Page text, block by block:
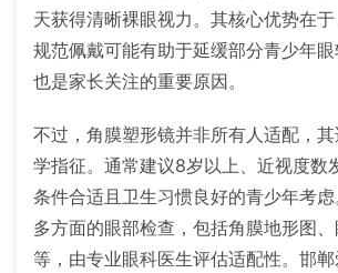
天获得清晰裸眼视力。其核心优势在
规范佩戴可能有助于延缓部分青少年
也是家长关注的重要原因。
不过，角膜塑形镜并非所有人适配，
学指征。通常建议8岁以上、近视度数
条件合适且卫生习惯良好的青少年考
多方面的眼部检查，包括角膜地形图
等，由专业眼科医生评估适配性。邯